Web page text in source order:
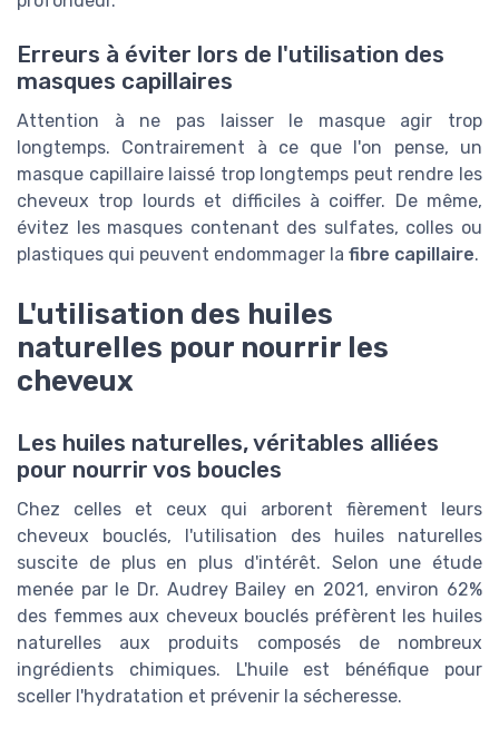
Erreurs à éviter lors de l'utilisation des
masques capillaires
Attention à ne pas laisser le masque agir trop
longtemps. Contrairement à ce que l'on pense, un
masque capillaire laissé trop longtemps peut rendre les
cheveux trop lourds et difficiles à coiffer. De même,
évitez les masques contenant des sulfates, colles ou
plastiques qui peuvent endommager la fibre capillaire.
L'utilisation des huiles
naturelles pour nourrir les
cheveux
Les huiles naturelles, véritables alliées
pour nourrir vos boucles
Chez celles et ceux qui arborent fièrement leurs
cheveux bouclés, l'utilisation des huiles naturelles
suscite de plus en plus d'intérêt. Selon une étude
menée par le Dr. Audrey Bailey en 2021, environ 62%
des femmes aux cheveux bouclés préfèrent les huiles
naturelles aux produits composés de nombreux
ingrédients chimiques. L'huile est bénéfique pour
sceller l'hydratation et prévenir la sécheresse.